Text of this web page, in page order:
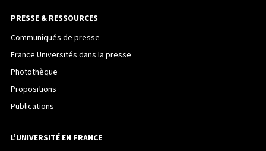
PRESSE & RESSOURCES
Communiqués de presse
France Universités dans la presse
Photothèque
Propositions
Publications
L’UNIVERSITÉ EN FRANCE